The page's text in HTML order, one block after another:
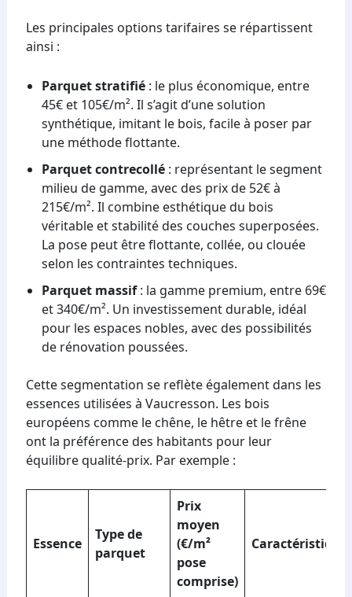
Les principales options tarifaires se répartissent
ainsi :
Parquet stratifié: le plus économique, entre
45€ et 105€/m². Il s’agit d’une solution
synthétique, imitant le bois, facile à poser par
une méthode flottante.
Parquet contrecollé: représentant le segment
milieu de gamme, avec des prix de 52€ à
215€/m². Il combine esthétique du bois
véritable et stabilité des couches superposées.
La pose peut être flottante, collée, ou clouée
selon les contraintes techniques.
Parquet massif: la gamme premium, entre 69€
et 340€/m². Un investissement durable, idéal
pour les espaces nobles, avec des possibilités
de rénovation poussées.
Cette segmentation se reflète également dans les
essences utilisées à Vaucresson. Les bois
européens comme le chêne, le hêtre et le frêne
ont la préférence des habitants pour leur
équilibre qualité-prix. Par exemple :
Essence
Type de
parquet
Prix
moyen
(€/m²
pose
comprise)